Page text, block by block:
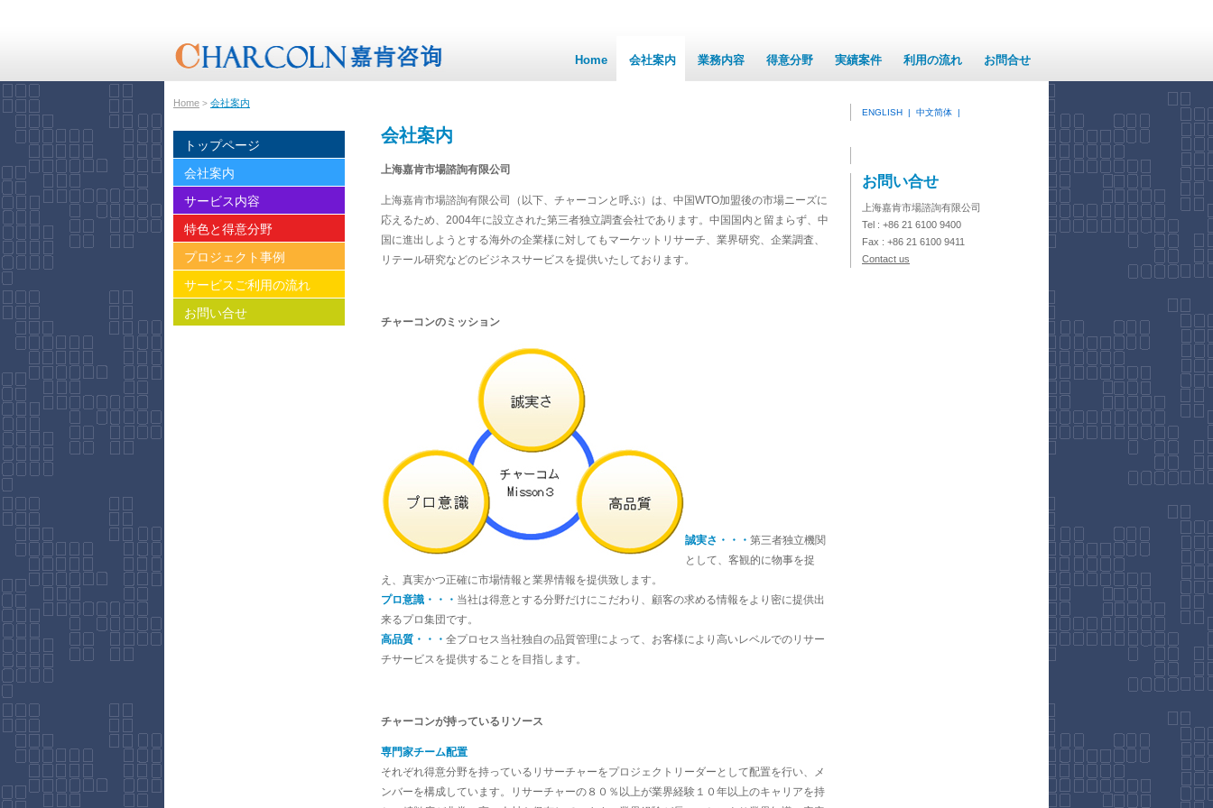
Home 会社案内 業務内容 得意分野 実績案件 利用の流れ お問合せ
Home > 会社案内
トップページ
会社案内
サービス内容
特色と得意分野
プロジェクト事例
サービスご利用の流れ
お問い合せ
会社案内
上海嘉肯市場諮詢有限公司
上海嘉肯市場諮詢有限公司（以下、チャーコンと呼ぶ）は、中国WTO加盟後の市場ニーズに
応えるため、2004年に設立された第三者独立調査会社であります。中国国内と留まらず、中
国に進出しようとする海外の企業様に対してもマーケットリサーチ、業界研究、企業調査、
リテール研究などのビジネスサービスを提供いたしております。
チャーコンのミッション
誠実さ・・・ 第三者独立機関
として、客観的に物事を捉
え、真実かつ正確に市場情報と業界情報を提供致します。
プロ意識・・・ 当社は得意とする分野だけにこだわり、顧客の求める情報をより密に提供出
来るプロ集団です。
高品質・・・ 全プロセス当社独自の品質管理によって、お客様により高いレベルでのリサー
チサービスを提供することを目指します。
チャーコンが持っているリソース
専門家チーム配置
それぞれ得意分野を持っているリサーチャーをプロジェクトリーダーとして配置を行い、メ
ンバーを構成しています。リサーチャーの８０％以上が業界経験１０年以上のキャリアを持
ENGLISH | 中文简体 |
お問い合せ
上海嘉肯市場諮詢有限公司
Tel : +86 21 6100 9400
Fax : +86 21 6100 9411
Contact us